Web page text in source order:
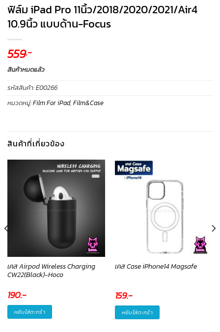
ฟิล์ม iPad Pro 11นิ้ว/2018/2020/2021/Air4
10.9นิ้ว แบบด้าน-Focus
559.-
สินค้าหมดแล้ว
รหัสสินค้า:E00266
หมวดหมู่:Film For iPad, Film&Case
สินค้าที่เกี่ยวข้อง
เคส Airpod Wireless Charging
CW22(Black)-Hoco
190.-
หยิบใส่ตะกร้า
เคส Case iPhone14 Magsafe
159.-
หยิบใส่ตะกร้า